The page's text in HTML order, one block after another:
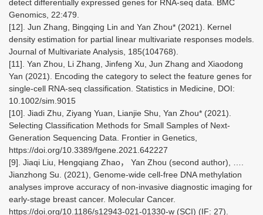
detect differentially expressed genes for RNA-seq data. BMC
Genomics, 22:479.
[12]. Jun Zhang, Bingqing Lin and Yan Zhou* (2021). Kernel
density estimation for partial linear multivariate responses models.
Journal of Multivariate Analysis, 185(104768).
[11]. Yan Zhou, Li Zhang, Jinfeng Xu, Jun Zhang and Xiaodong
Yan (2021). Encoding the category to select the feature genes for
single-cell RNA-seq classification. Statistics in Medicine, DOI:
10.1002/sim.9015
[10]. Jiadi Zhu, Ziyang Yuan, Lianjie Shu, Yan Zhou* (2021).
Selecting Classification Methods for Small Samples of Next-
Generation Sequencing Data. Frontier in Genetics,
https://doi.org/10.3389/fgene.2021.642227
[9]. Jiaqi Liu, Hengqiang Zhao， Yan Zhou (second author), ….
Jianzhong Su. (2021), Genome-wide cell-free DNA methylation
analyses improve accuracy of non-invasive diagnostic imaging for
early-stage breast cancer. Molecular Cancer.
https://doi.org/10.1186/s12943-021-01330-w (SCI) (IF: 27).